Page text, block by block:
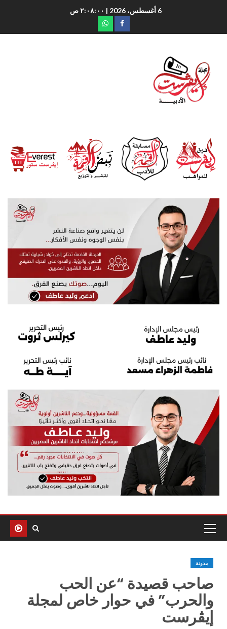
6 أغسطس، 2026 | ٢:٠٨:٠١ ص
مدونة
صاحب قصيدة “عن الحب
والحرب” في حوار خاص لمجلة
إيڤرست